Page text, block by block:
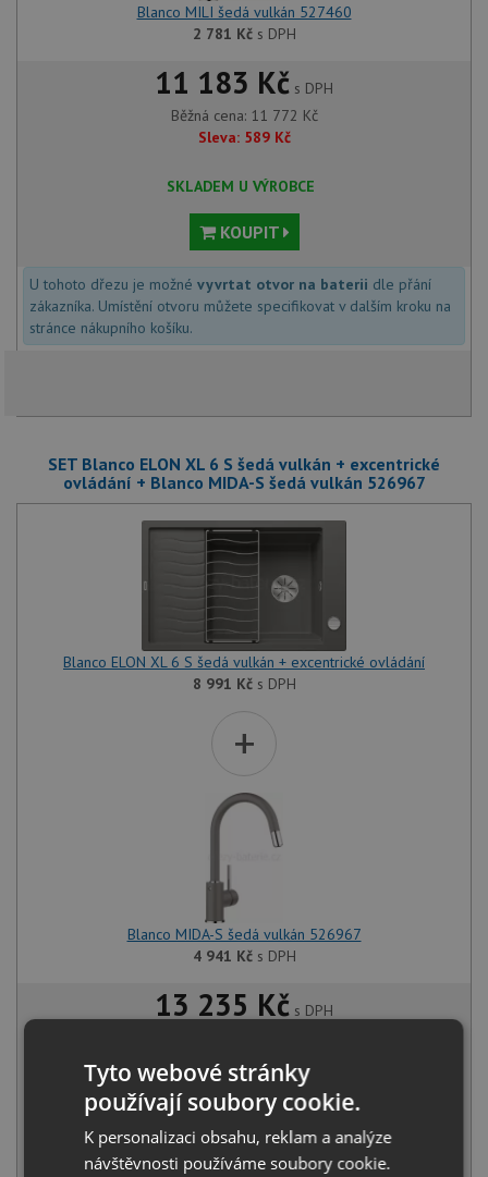
Blanco MILI šedá vulkán 527460
2 781 Kčs DPH
11 183 Kč s DPH
Běžná cena: 11 772 Kč
Sleva: 589 Kč
SKLADEM U VÝROBCE
KOUPIT
U tohoto dřezu je možné vyvrtat otvor na baterii dle přání
zákazníka. Umístění otvoru můžete specifikovat v dalším kroku na
stránce nákupního košíku.
SET Blanco ELON XL 6 S šedá vulkán + excentrické
ovládání + Blanco MIDA-S šedá vulkán 526967
Blanco ELON XL 6 S šedá vulkán + excentrické ovládání
8 991 Kčs DPH
+
Blanco MIDA-S šedá vulkán 526967
4 941 Kčs DPH
13 235 Kč s DPH
SKLADEM U VÝROBCE
KOUPIT
Tyto webové stránky
používají soubory cookie.
K personalizaci obsahu, reklam a analýze
návštěvnosti používáme soubory cookie.